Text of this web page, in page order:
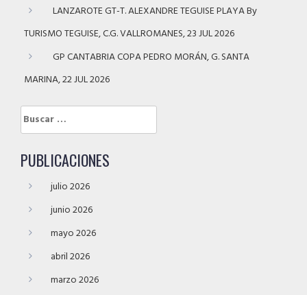
LANZAROTE GT-T. ALEXANDRE TEGUISE PLAYA By
TURISMO TEGUISE, C.G. VALLROMANES, 23 JUL 2026
GP CANTABRIA COPA PEDRO MORÁN, G. SANTA
MARINA, 22 JUL 2026
Buscar:
PUBLICACIONES
julio 2026
junio 2026
mayo 2026
abril 2026
marzo 2026